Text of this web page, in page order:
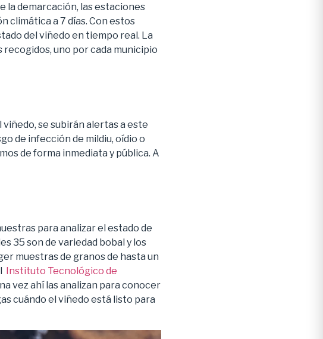
la demarcación, las estaciones
climática a 7 días. Con estos
del viñedo en tiempo real. La
uno por cada municipio
se subirán alertas a este
de infección de mildiu, oídio o
de forma inmediata y pública. A
para analizar el estado de
35 son de variedad bobal y los
muestras de granos de hasta un
Instituto Tecnológico de
vez ahí las analizan para conocer
cuándo el viñedo está listo para